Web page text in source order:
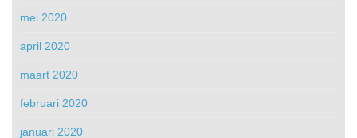
mei 2020
april 2020
maart 2020
februari 2020
januari 2020